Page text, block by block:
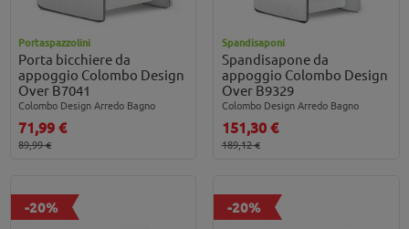
Portaspazzolini
Porta bicchiere da
appoggio Colombo Design
Over B7041
Colombo Design Arredo Bagno
71,99 €
89,99 €
Spandisaponi
Spandisapone da
appoggio Colombo Design
Over B9329
Colombo Design Arredo Bagno
151,30 €
189,12 €
-20% -20%